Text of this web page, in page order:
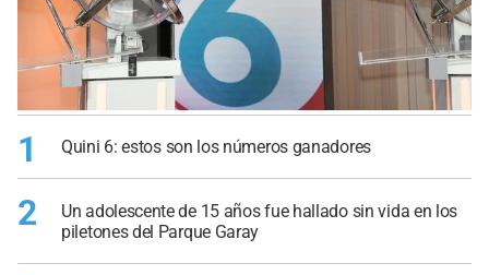
1 Quini 6: estos son los números ganadores
2
Un adolescente de 15 años fue hallado sin vida en los
piletones del Parque Garay